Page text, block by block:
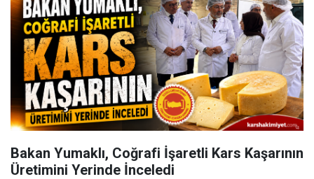
Bakan Yumaklı, Coğrafi İşaretli Kars Kaşarının
Üretimini Yerinde İnceledi